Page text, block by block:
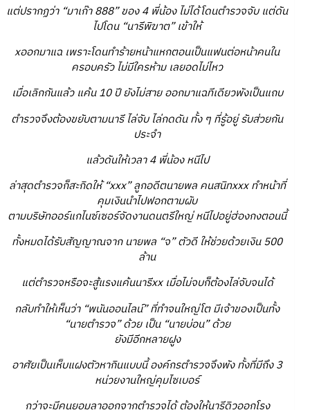
แต่ปรากฏว่า “มาเก๊า 888” ของ 4 พี่น้อง ไม่ได้โดนตำรวจจับ แต่ดัน
ไปโดน “นารีพิฆาต” เข้าให้
xออกมาแฉ เพราะโดนทำร้ายหน้าแหกตอนเป็นแฟนต่อหน้าคนใน
ครอบครัว ไม่มีใครห้าม เลยอดไม่ไหว
เมื่อเลิกกันแล้ว แค้น 10 ปี ยังไม่สาย ออกมาแฉทีเดียวพังเป็นแถบ
ตำรวจจึงต้องขยับตามนารี ไล่จับ ไล่กดดัน ทั้ง ๆ ที่รู้อยู่ รับส่วยกัน
ประจำ
แล้วดันให้เวลา 4 พี่น้อง หนีไป
ล่าสุดตำรวจก็สะกิดให้ “xxx” ลูกอดีตนายพล คนสนิทxxx ทำหน้าที่
คุมเงินนำไปฟอกตามผับ
ตามบริษัทออร์แกไนซ์เซอร์จัดงานดนตรีใหญ่ หนีไปอยู่ฮ่องกงตอนนี้
ทั้งหมดได้รับสัญญาณจาก นายพล “จ” ตัวดี ให้ช่วยด้วยเงิน 500
ล้าน
แต่ตำรวจหรือจะสู้แรงแค้นนารีxx เมื่อไม่จบก็ต้องไล่จับจนได้
กลับทำให้เห็นว่า “พนันออนไลน์” ที่ทำจนใหญ่โต มีเจ้าของเป็นทั้ง
“นายตำรวจ” ด้วย เป็น “นายบ่อน” ด้วย
ยังมีอีกหลายฝูง
อาศัยเป็นเห็บแฝงตัวหากินแบบนี้ องค์กรตำรวจจึงพัง ทั้งที่มีถึง 3
หน่วยงานใหญ่คุมไซเบอร์
กว่าจะมีคนยอมลาออกจากตำรวจได้ ต้องให้นารีดิวออกโรง